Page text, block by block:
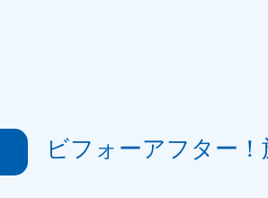
ビフォーアフター！